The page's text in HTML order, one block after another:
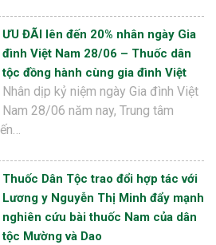
ƯU ĐÃI lên đến 20% nhân ngày Gia
đình Việt Nam 28/06 – Thuốc dân
tộc đồng hành cùng gia đình Việt
Nhân dịp kỷ niệm ngày Gia đình Việt
Nam 28/06 năm nay, Trung tâm
Thuốc Dân Tộc trao đổi hợp tác với
Lương y Nguyễn Thị Minh đẩy mạnh
nghiên cứu bài thuốc Nam của dân
tộc Mường và Dao